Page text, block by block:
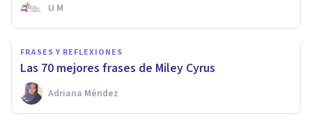
U M
FRASES Y REFLEXIONES
Las 70 mejores frases de Miley Cyrus
Adriana Méndez